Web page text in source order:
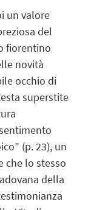
un valore
del
fiorentino
novità
occhio di
superstite
(p. 23), un
che lo stesso
della